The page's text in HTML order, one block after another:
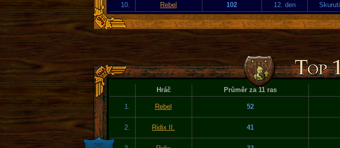
10.
Rebel 102 12. den Skuruti
Hráč Průměr za 11 ras
1. Rebel 52
2. Ridix II. 41